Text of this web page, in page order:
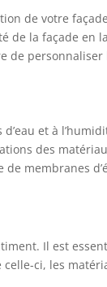
de votre
de la façade en
personnaliser
et à
des
membranes
Il est
ci, les